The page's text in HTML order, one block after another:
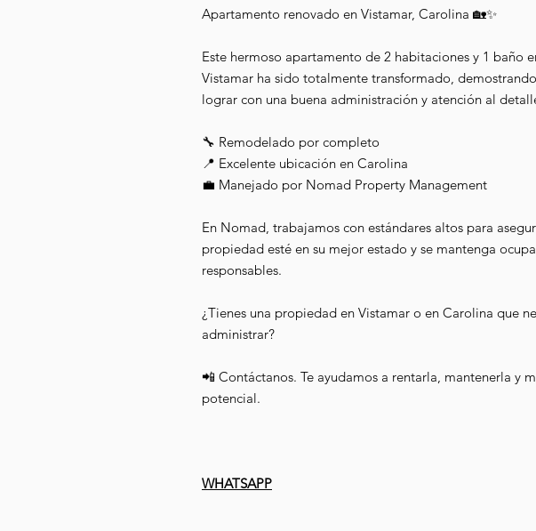
Apartamento renovado en Vistamar, Carolina 🏡✨
Este hermoso apartamento de 2 habitaciones y 1 baño
Vistamar ha sido totalmente transformado,
lograr con una buena administración y atención al
🔧 Remodelado por completo
📍 Excelente ubicación en Carolina
💼 Manejado por Nomad Property Management
En Nomad, trabajamos con estándares altos para
propiedad esté en su mejor estado y se mantenga
responsables.
¿Tienes una propiedad en Vistamar o en Carolina que
administrar?
📲 Contáctanos. Te ayudamos a rentarla, mantenerla y
potencial.
WHATSAPP